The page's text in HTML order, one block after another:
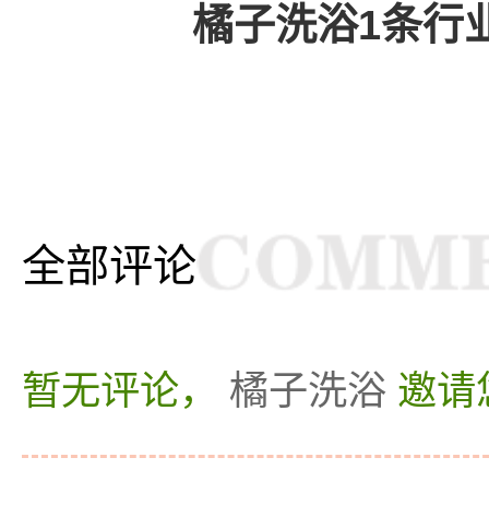
橘子洗浴1条行
全部评论
暂无评论， 橘子洗浴 邀请